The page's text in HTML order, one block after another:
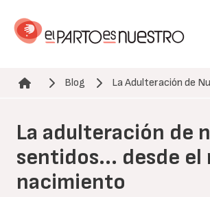
contenido
Ruta de navegación
Blog La Adulteración de
La adulteración de
sentidos... desde el
nacimiento